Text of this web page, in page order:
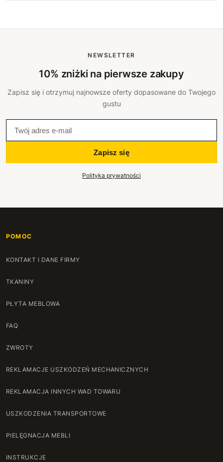
NEWSLETTER
10% zniżki na pierwsze zakupy
Zapisz się i otrzymuj najnowsze oferty dopasowane do Twojego
gustu
Zapisz się
Polityka prywatności
POMOC
KONTAKT I DANE FIRMY
TKANINY
PŁYTA MEBLOWA
FAQ
ZWROTY
REKLAMACJE USZKODZEŃ MECHANICZNYCH
REKLAMACJA INNYCH WAD TOWARU
USZKODZENIA TRANSPORTOWE
PIELĘGNACJA MEBLI
INSTRUKCJE